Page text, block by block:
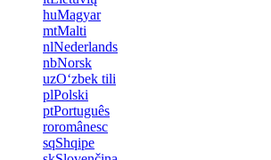
huMagyar
mtMalti
nlNederlands
nbNorsk
uzOʻzbek tili
plPolski
ptPortuguês
roromânesc
sqShqipe